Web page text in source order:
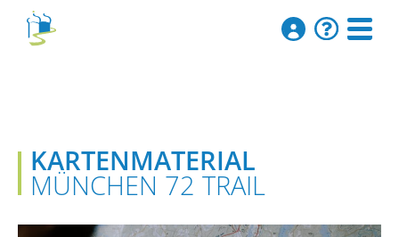
KARTENMATERIAL
MÜNCHEN 72 TRAIL